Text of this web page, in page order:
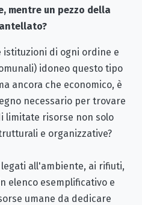
mentre un pezzo della
istituzioni di ogni ordine e
idoneo questo tipo
ancora che economico, è
necessario per trovare
limitate risorse non solo
e organizzative?
all'ambiente, ai rifiuti,
elenco esemplificativo e
umane da dedicare